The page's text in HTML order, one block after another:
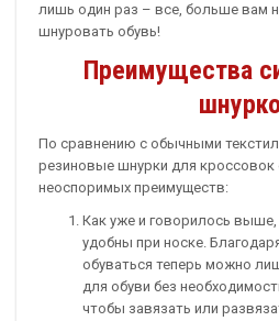
лишь один раз – все, больше вам
шнуровать обувь!
Преимущества
По сравнению с обычными
резиновые шнурки для
неоспоримых преимуществ:
Как уже и говорилось выше,
удобны при носке.
обуваться теперь можно
для обуви без
чтобы завязать или